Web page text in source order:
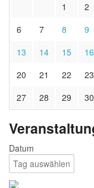
1
2
6
7 8 9
13
14 15 16
20
21 22 23
27
28 29 30
Datum